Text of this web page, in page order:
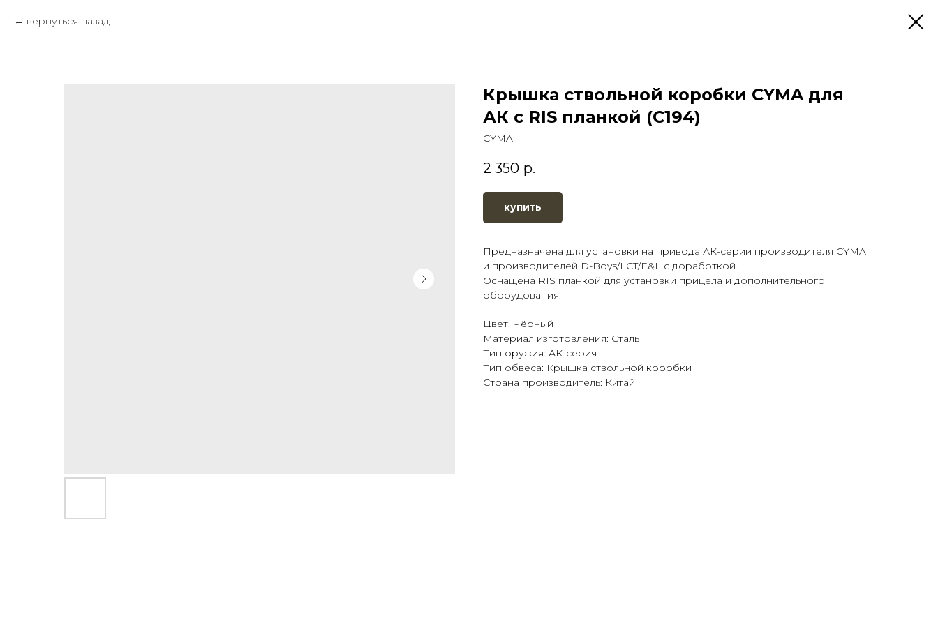
вернуться назад
Крышка ствольной коробки CYMA для
АК с RIS планкой (C194)
CYMA
2 350 р.
купить
Предназначена для установки на привода АК-серии производителя CYMA
и производителей D-Boys/LCT/E&L с доработкой.
Оснащена RIS планкой для установки прицела и дополнительного
оборудования.
Цвет: Чёрный
Материал изготовления: Сталь
Тип оружия: АК-серия
Тип обвеса: Крышка ствольной коробки
Страна производитель: Китай